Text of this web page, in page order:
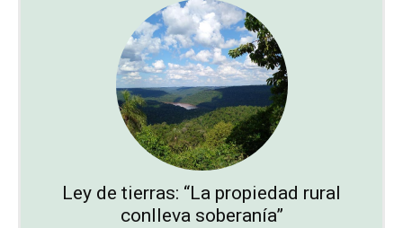
Ley de tierras: “La propiedad rural
conlleva soberanía”